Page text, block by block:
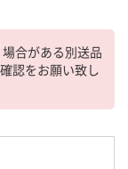
合がある別送品
認をお願い致し